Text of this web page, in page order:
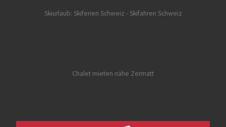
Skiurlaub: Skiferien Schweiz - Skifahren Schweiz
Chalet mieten nähe Zermatt